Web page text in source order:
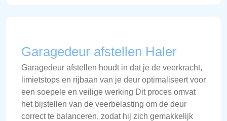
Garagedeur afstellen Haler
Garagedeur afstellen houdt in dat je de veerkracht,
limietstops en rijbaan van je deur optimaliseert voor
een soepele en veilige werking Dit proces omvat
het bijstellen van de veerbelasting om de deur
correct te balanceren, zodat hij zich gemakkelijk